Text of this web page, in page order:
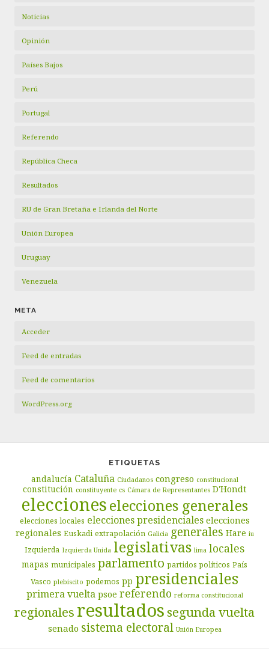
Noticias
Opinión
Países Bajos
Perú
Portugal
Referendo
República Checa
Resultados
RU de Gran Bretaña e Irlanda del Norte
Unión Europea
Uruguay
Venezuela
META
Acceder
Feed de entradas
Feed de comentarios
WordPress.org
ETIQUETAS
andalucía Cataluña Ciudadanos congreso constitucional
constitución constituyente cs Cámara de Representantes D'Hondt
eleccioneselecciones generales
elecciones locales elecciones presidenciales elecciones
regionales Euskadi extrapolación Galicia generales Hare iu
Izquierda Izquierda Unida legislativas lima locales
mapas municipales parlamento partidos políticos País
Vasco plebiscito podemos pp presidenciales
primera vuelta psoe referendo reforma constitucional
regionales resultadossegunda vuelta
senado sistema electoral Unión Europea